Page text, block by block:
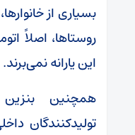
بسیاری از
روستاها، اصلاً
این یارانه نمی‌برند.
همچنین
تولیدکنندگان